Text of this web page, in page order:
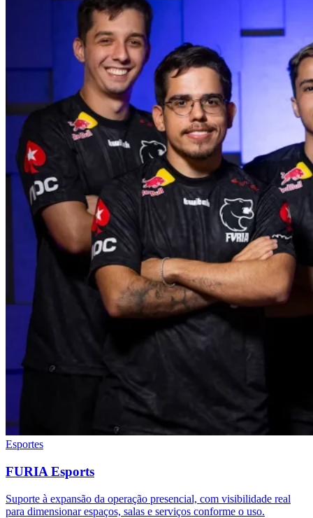
Esportes
FURIA Esports
Suporte à expansão da operação presencial, com visibilidade real
para dimensionar espaços, salas e serviços conforme o uso.